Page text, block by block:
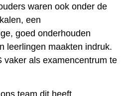
waren ook onder de
een
goed onderhouden
leerlingen maakten indruk.
vaker als examencentrum te